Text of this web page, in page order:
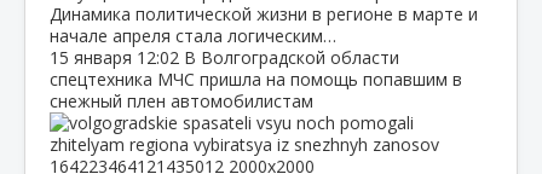
Динамика политической жизни в регионе в марте и
начале апреля стала логическим…
15 января 12:02 В Волгоградской области
спецтехника МЧС пришла на помощь попавшим в
снежный плен автомобилистам